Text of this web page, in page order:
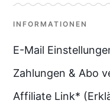
INFORMATIONEN
E-Mail
Zahlungen & Abo
Affiliate Link*